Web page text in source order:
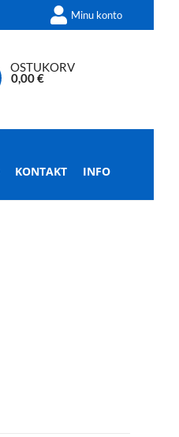
Minu konto
OSTUKORV
0,00€
KONTAKT INFO